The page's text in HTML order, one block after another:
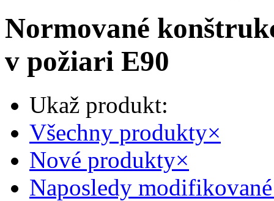
Normované
v požiari E90
Ukaž produkt:
Všechny produkty×
Nové produkty×
Naposledy